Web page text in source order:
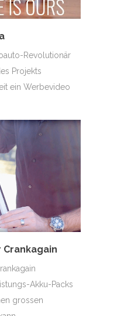
Revolutionär
Projekts
ein Werbevideo
Akku-Packs
grossen